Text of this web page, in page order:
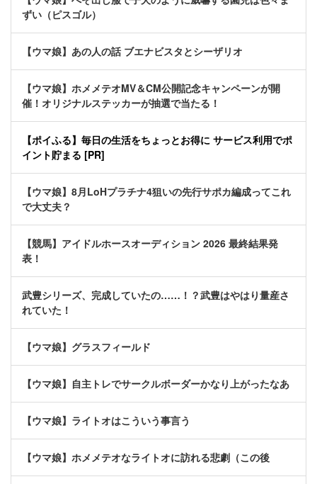
ずい（ピスゴル）
【ウマ娘】あの人の話 ブエナビスタとシーザリオ
【ウマ娘】ホメメテオMV＆CM公開記念キャンペーンが開
催！オリジナルステッカーが抽選で当たる！
【ポイふる】毎日の生活をちょっとお得に サービス利用でポ
イント貯まる [PR]
【ウマ娘】8月LoHプラチナ4狙いの先行サポカ編成ってこれ
で大丈夫？
【競馬】アイドルホースオーディション 2026 最終結果発
表！
武豊シリーズ、完成していたの……！？武豊はやはり量産さ
れていた！
【ウマ娘】グラスフィールド
【ウマ娘】自主トレでサークルボーダーかなり上がったなあ
【ウマ娘】ライトオはこういう事言う
【ウマ娘】ホメメテオなライトオに訪れる悲劇（この後